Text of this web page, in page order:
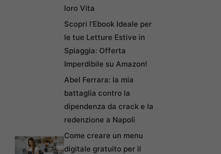
loro Vita
Scopri l’Ebook Ideale per
le tue Letture Estive in
Spiaggia: Offerta
Imperdibile su Amazon!
Abel Ferrara: la mia
battaglia contro la
dipendenza da crack e la
redenzione a Napoli
Come creare un menu
digitale gratuito per il